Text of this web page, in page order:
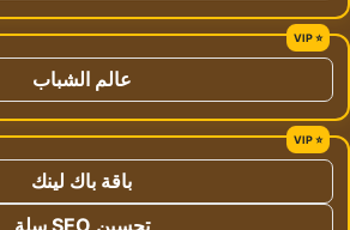
عالم الشباب
باقة باك لينك
تحسين SEO سلة